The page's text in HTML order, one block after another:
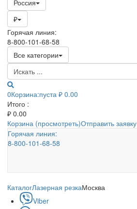
Россия
₽
Горячая линия:
8-800-101-68-58
Все категории
0Корзина:пуста ₽ 0.00
Итого :
₽ 0.00
Корзина (просмотреть)Отправить заявку
Горячая линия:
8-800-101-68-58
КаталогЛазерная резкаМосква
Viber